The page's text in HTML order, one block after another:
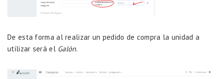
De esta forma al realizar un pedido de compra la unidad a
utilizar será el Galón.